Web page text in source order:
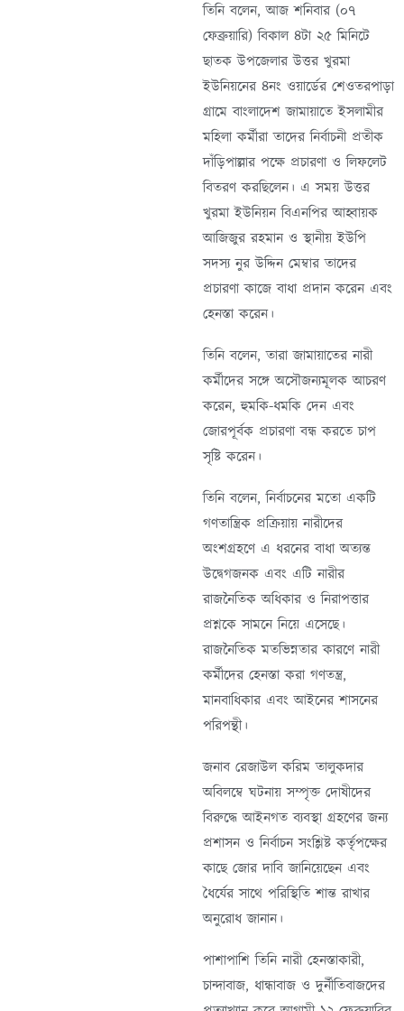
তিনি বলেন, আজ শনিবার (০৭
ফেব্রুয়ারি) বিকাল ৪টা ২৫ মিনিটে
ছাতক উপজেলার উত্তর খুরমা
ইউনিয়নের ৪নং ওয়ার্ডের শেওতরপাড়া
গ্রামে বাংলাদেশ জামায়াতে ইসলামীর
মহিলা কর্মীরা তাদের নির্বাচনী প্রতীক
দাঁড়িপাল্লার পক্ষে প্রচারণা ও লিফলেট
বিতরণ করছিলেন। এ সময় উত্তর
খুরমা ইউনিয়ন বিএনপির আহ্বায়ক
আজিজুর রহমান ও স্থানীয় ইউপি
সদস্য নুর উদ্দিন মেম্বার তাদের
প্রচারণা কাজে বাধা প্রদান করেন এবং
হেনস্তা করেন।
তিনি বলেন, তারা জামায়াতের নারী
কর্মীদের সঙ্গে অসৌজন্যমূলক আচরণ
করেন, হুমকি-ধমকি দেন এবং
জোরপূর্বক প্রচারণা বন্ধ করতে চাপ
সৃষ্টি করেন।
তিনি বলেন, নির্বাচনের মতো একটি
গণতান্ত্রিক প্রক্রিয়ায় নারীদের
অংশগ্রহণে এ ধরনের বাধা অত্যন্ত
উদ্বেগজনক এবং এটি নারীর
রাজনৈতিক অধিকার ও নিরাপত্তার
প্রশ্নকে সামনে নিয়ে এসেছে।
রাজনৈতিক মতভিন্নতার কারণে নারী
কর্মীদের হেনস্তা করা গণতন্ত্র,
মানবাধিকার এবং আইনের শাসনের
পরিপন্থী।
জনাব রেজাউল করিম তালুকদার
অবিলম্বে ঘটনায় সম্পৃক্ত দোষীদের
বিরুদ্ধে আইনগত ব্যবস্থা গ্রহণের জন্য
প্রশাসন ও নির্বাচন সংশ্লিষ্ট কর্তৃপক্ষের
কাছে জোর দাবি জানিয়েছেন এবং
ধৈর্যের সাথে পরিস্থিতি শান্ত রাখার
অনুরোধ জানান।
পাশাপাশি তিনি নারী হেনস্তাকারী,
চান্দাবাজ, ধান্ধাবাজ ও দুর্নীতিবাজদের